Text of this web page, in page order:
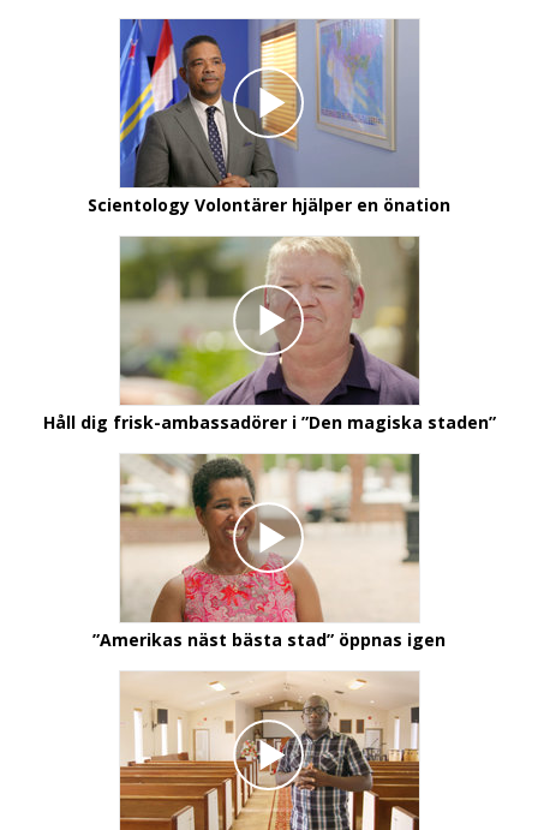
Scientology Volontärer hjälper en önation
Håll dig frisk-ambassadörer i ”Den magiska staden”
”Amerikas näst bästa stad” öppnas igen